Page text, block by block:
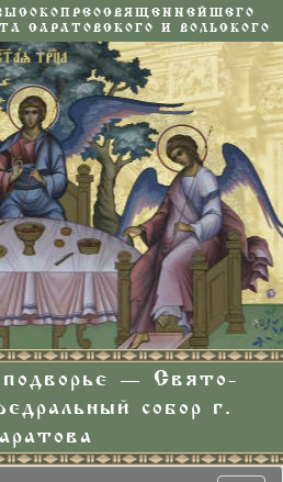
САРАТОВСКОГО И ВОЛЬСКОГО
подворье — Свято-
собор г.